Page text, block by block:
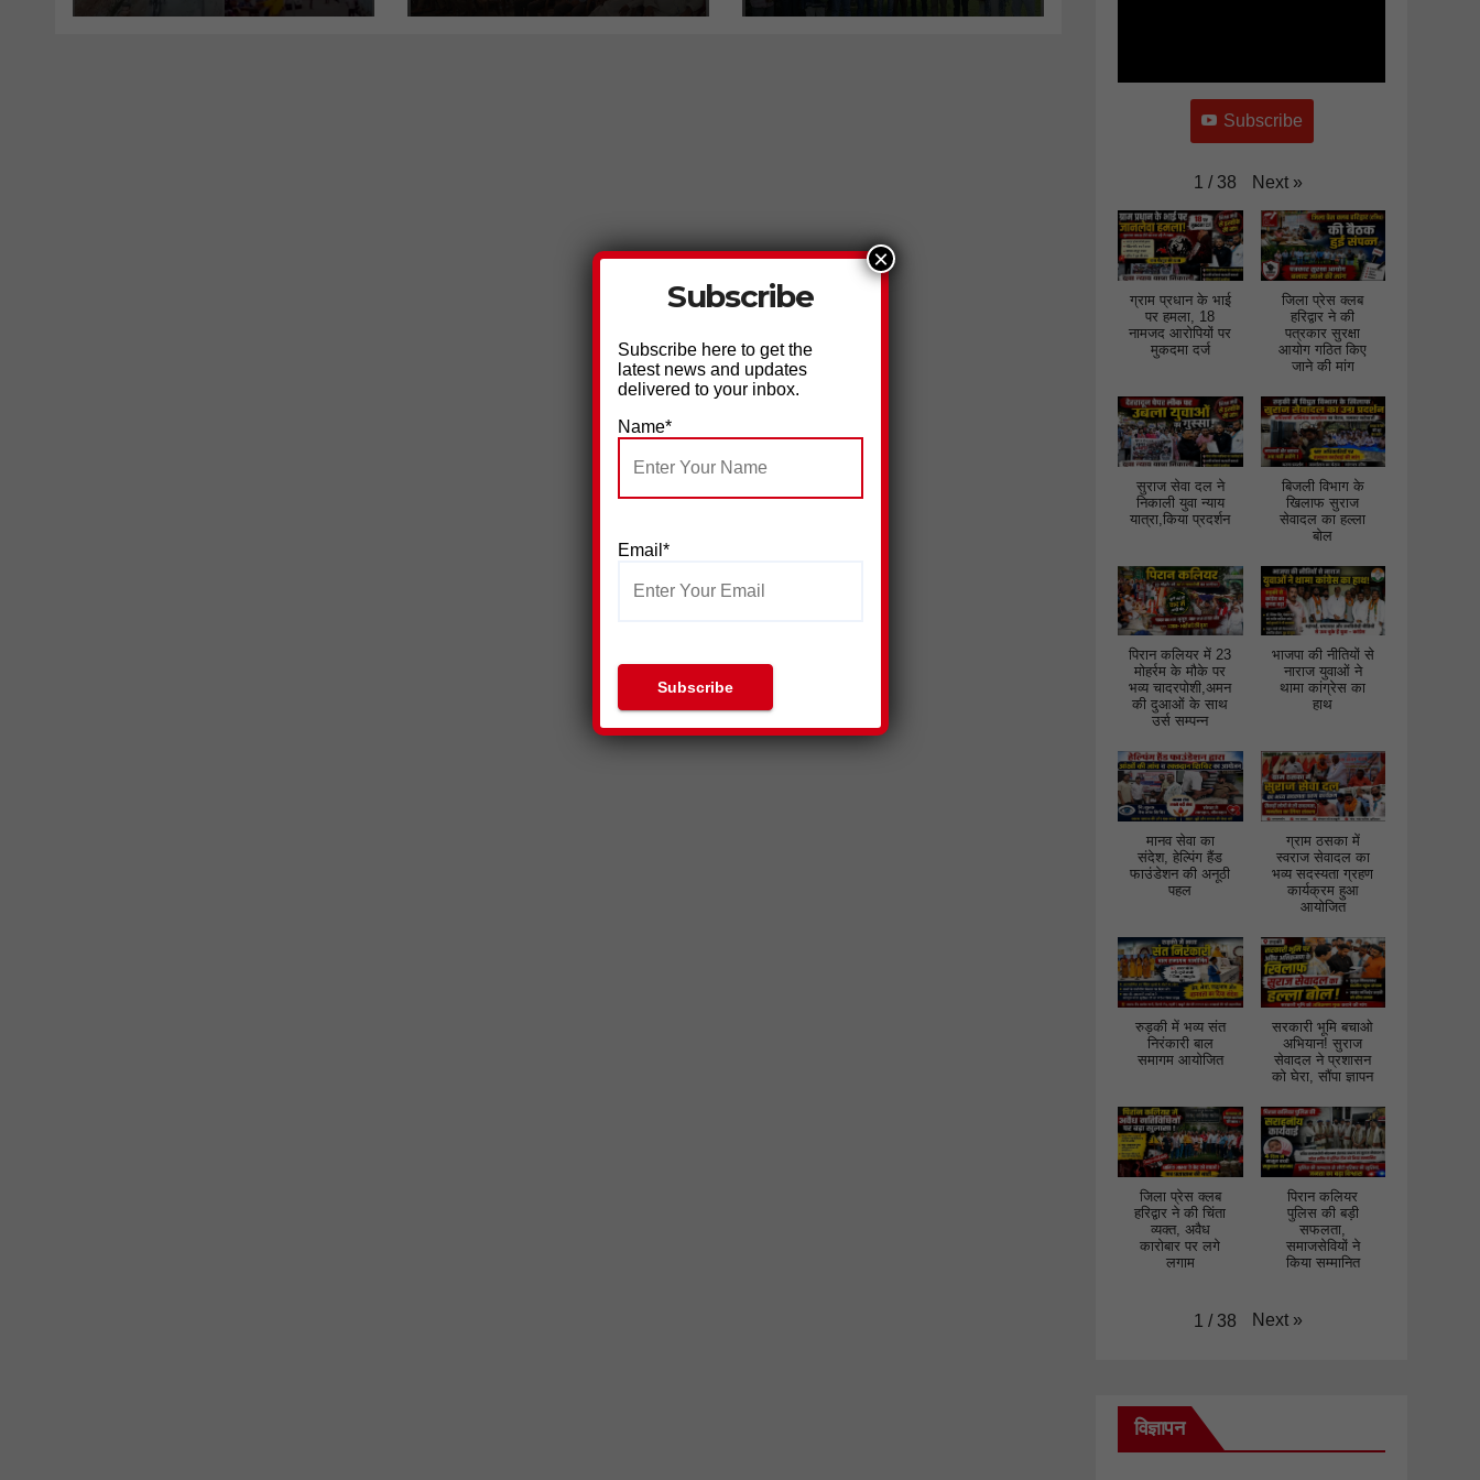
पत्रकारिता के लिए पत्रकारों
Subscribe
1 / 38 Next »
ग्राम प्रधान के भाई
पर हमला, 18
नामजद आरोपियों पर
मुकदमा दर्ज
जिला प्रेस क्लब
हरिद्वार ने की
पत्रकार सुरक्षा
आयोग गठित किए
जाने की मांग
सुराज सेवा दल ने
निकाली युवा न्याय
यात्रा,किया प्रदर्शन
बिजली विभाग के
खिलाफ सुराज
सेवादल का हल्ला
बोल
पिरान कलियर में 23
मोहर्रम के मौके पर
भव्य चादरपोशी,अमन
की दुआओं के साथ
उर्स सम्पन्न
भाजपा की नीतियों से
नाराज युवाओं ने
थामा कांग्रेस का
हाथ
मानव सेवा का
संदेश, हेल्पिंग हैंड
फाउंडेशन की अनूठी
पहल
ग्राम ठसका में
स्वराज सेवादल का
भव्य सदस्यता ग्रहण
कार्यक्रम हुआ
आयोजित
रुड़की में भव्य संत
निरंकारी बाल
समागम आयोजित
सरकारी भूमि बचाओ
अभियान! सुराज
सेवादल ने प्रशासन
को घेरा, सौंपा ज्ञापन
जिला प्रेस क्लब
हरिद्वार ने की चिंता
व्यक्त, अवैध
कारोबार पर लगे
लगाम
पिरान कलियर
पुलिस की बड़ी
सफलता,
समाजसेवियों ने
किया सम्मानित
1 / 38 Next »
विज्ञापन
Subscribe
Subscribe here to get the
latest news and updates
delivered to your inbox.
Name*
Email*
×